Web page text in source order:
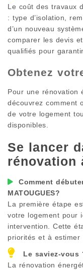
Le coût des travaux
: type d’isolation,
d’un nouveau
comparer les devis
qualifiés pour
Obtenez
Pour une rénovation
découvrez comment
de votre logement
disponibles.
Se lancer
rénovation
Comment
MATOUGUES?
La première étape
votre logement pour
intervention. Cette
priorités et à estimer
Le saviez-vous
La rénovation